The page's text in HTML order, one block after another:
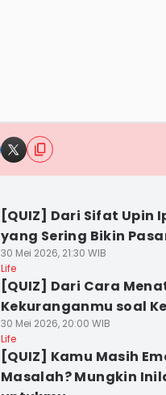
[QUIZ] Dari Sifat Upin
yang Sering Bikin
30 Mei 2026, 21:30 WIB
Life
[QUIZ] Dari Cara
Kekuranganmu soal
30 Mei 2026, 20:00 WIB
Life
[QUIZ] Kamu Masih
Masalah? Mungkin